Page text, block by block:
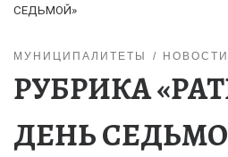
СЕДЬМОЙ»
МУНИЦИПАЛИТЕТЫ НОВОСТИ
РУБРИКА
ДЕНЬ